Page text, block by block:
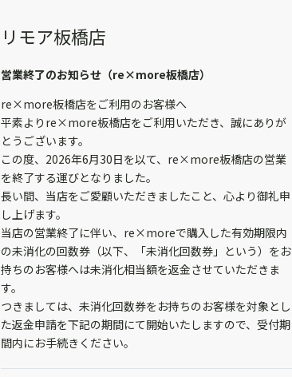
リモア板橋店
営業終了のお知らせ（re×more板橋店）
re×more板橋店をご利用のお客様へ
平素よりre×more板橋店をご利用いただき、誠にありが
とうございます。
この度、2026年6月30日を以て、re×more板橋店の営業
を終了する運びとなりました。
長い間、当店をご愛顧いただきましたこと、心より御礼申
し上げます。
当店の営業終了に伴い、re×moreで購入した有効期限内
の未消化の回数券（以下、「未消化回数券」という）をお
持ちのお客様へは未消化相当額を返金させていただきま
す。
つきましては、未消化回数券をお持ちのお客様を対象とし
た返金申請を下記の期間にて開始いたしますので、受付期
間内にお手続きください。